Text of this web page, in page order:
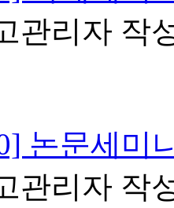
관리자 작
논문세미
관리자 작